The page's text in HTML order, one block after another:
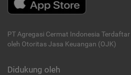
PT Agregasi Cermat Indonesia
oleh Otoritas Jasa Keuangan (OJK)
Didukung oleh